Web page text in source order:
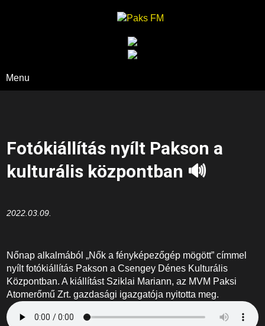
Menu
Fotókiállítás nyílt Pakson a
kulturális központban 🔊
2022.03.09.
Nőnap alkalmából „Nők a fényképezőgép mögött” címmel
nyílt fotókiállítás Pakson a Csengey Dénes Kulturális
Központban. A kiállítást Sziklai Mariann, az MVM Paksi
Atomerőmű Zrt. gazdasági igazgatója nyitotta meg.